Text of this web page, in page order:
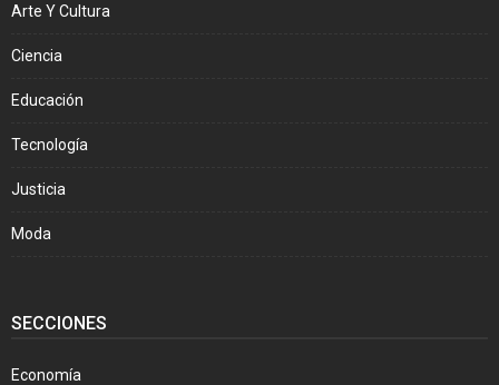
Arte Y Cultura
Ciencia
Educación
Tecnología
Justicia
Moda
SECCIONES
Economía